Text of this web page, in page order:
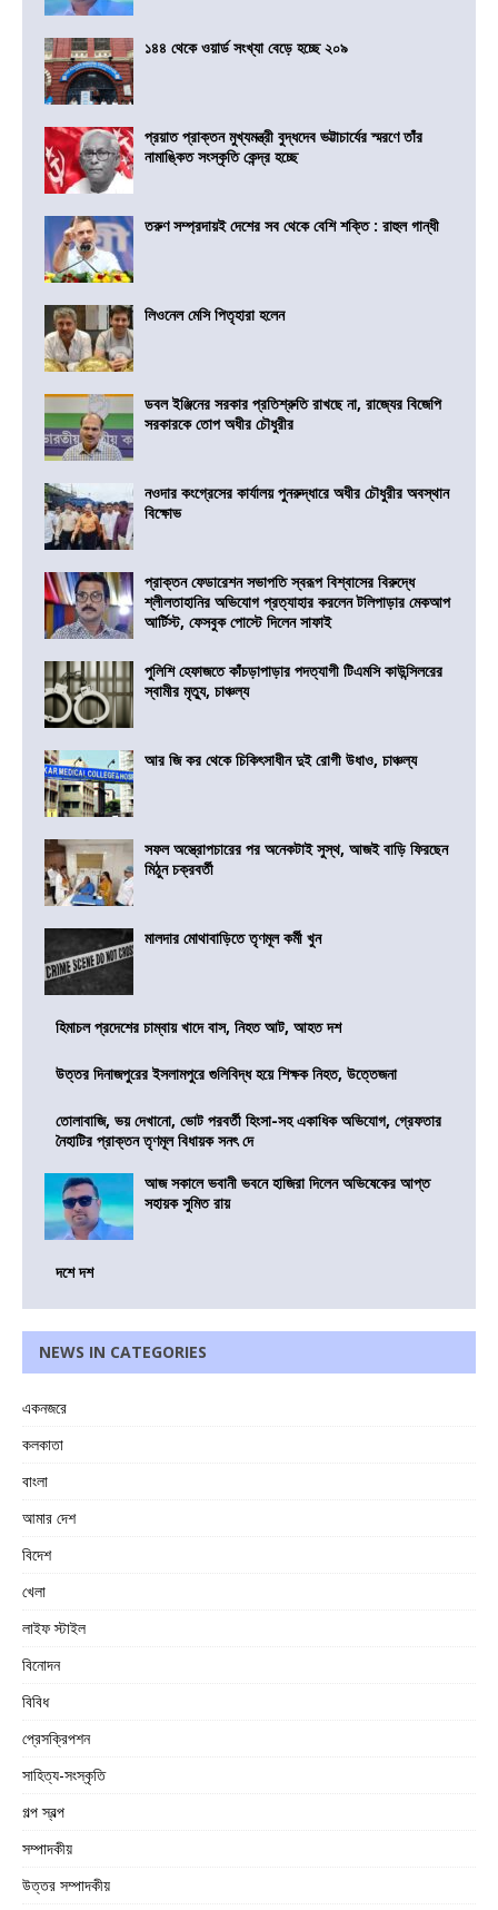
১৪৪ থেকে ওয়ার্ড সংখ্যা বেড়ে হচ্ছে ২০৯
প্রয়াত প্রাক্তন মুখ্যমন্ত্রী বুদ্ধদেব ভট্টাচার্যের স্মরণে তাঁর
নামাঙ্কিত সংস্কৃতি কেন্দ্র হচ্ছে
তরুণ সম্প্রদায়ই দেশের সব থেকে বেশি শক্তি : রাহুল গান্ধী
লিওনেল মেসি পিতৃহারা হলেন
ডবল ইঞ্জিনের সরকার প্রতিশ্রুতি রাখছে না, রাজ্যের বিজেপি
সরকারকে তোপ অধীর চৌধুরীর
নওদার কংগ্রেসের কার্যালয় পুনরুদ্ধারে অধীর চৌধুরীর অবস্থান
বিক্ষোভ
প্রাক্তন ফেডারেশন সভাপতি স্বরূপ বিশ্বাসের বিরুদ্ধে
শ্লীলতাহানির অভিযোগ প্রত্যাহার করলেন টলিপাড়ার মেকআপ
আর্টিস্ট, ফেসবুক পোস্টে দিলেন সাফাই
পুলিশি হেফাজতে কাঁচড়াপাড়ার পদত্যাগী টিএমসি কাউন্সিলরের
স্বামীর মৃত্যু, চাঞ্চল্য
আর জি কর থেকে চিকিৎসাধীন দুই রোগী উধাও, চাঞ্চল্য
সফল অস্ত্রোপচারের পর অনেকটাই সুস্থ, আজই বাড়ি ফিরছেন
মিঠুন চক্রবর্তী
মালদার মোথাবাড়িতে তৃণমূল কর্মী খুন
হিমাচল প্রদেশের চাম্বায় খাদে বাস, নিহত আট, আহত দশ
উত্তর দিনাজপুরের ইসলামপুরে গুলিবিদ্ধ হয়ে শিক্ষক নিহত, উত্তেজনা
তোলাবাজি, ভয় দেখানো, ভোট পরবর্তী হিংসা-সহ একাধিক অভিযোগ, গ্রেফতার
নৈহাটির প্রাক্তন তৃণমূল বিধায়ক সনৎ দে
আজ সকালে ভবানী ভবনে হাজিরা দিলেন অভিষেকের আপ্ত
সহায়ক সুমিত রায়
দশে দশ
NEWS IN CATEGORIES
একনজরে
কলকাতা
বাংলা
আমার দেশ
বিদেশ
খেলা
লাইফ স্টাইল
বিনোদন
বিবিধ
প্রেসক্রিপশন
সাহিত্য-সংস্কৃতি
গল্প স্বল্প
সম্পাদকীয়
উত্তর সম্পাদকীয়